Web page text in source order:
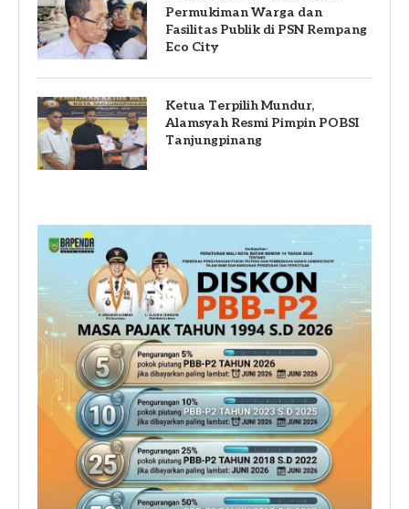
Permukiman Warga dan
Fasilitas Publik di PSN Rempang
Eco City
Ketua Terpilih Mundur,
Alamsyah Resmi Pimpin POBSI
Tanjungpinang